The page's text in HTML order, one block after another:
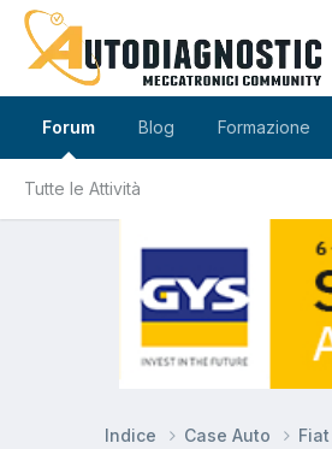
Forum
Tutte le Attività
Blog Formazione
Indice Case Auto